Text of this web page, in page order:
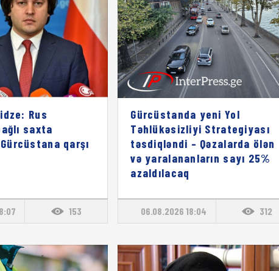
Rus
saxta
qarşı
153
Gürcüstanda yeni Yol
Təhlükəsizliyi Strategiyası
təsdiqləndi – Qəzalarda ölən
və yaralananların sayı 25%
azaldılacaq
06.08.2026 18:04 312